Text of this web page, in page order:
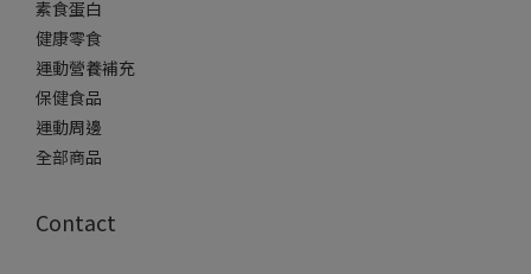
素食蛋白
健康零食
運動營養補充
保健食品
運動周邊
全部商品
Contact